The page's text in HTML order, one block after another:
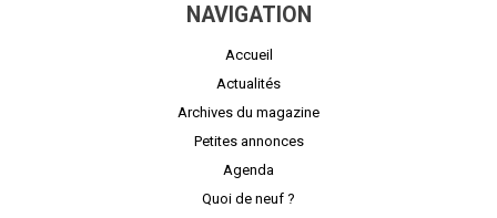
NAVIGATION
Accueil
Actualités
Archives du magazine
Petites annonces
Agenda
Quoi de neuf ?